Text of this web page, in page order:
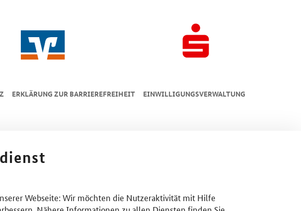
ERKLÄRUNG ZUR BARRIEREFREIHEIT EINWILLIGUNGSVERWALTUNG
Webseite: Wir möchten die Nutzeraktivität mit Hilfe